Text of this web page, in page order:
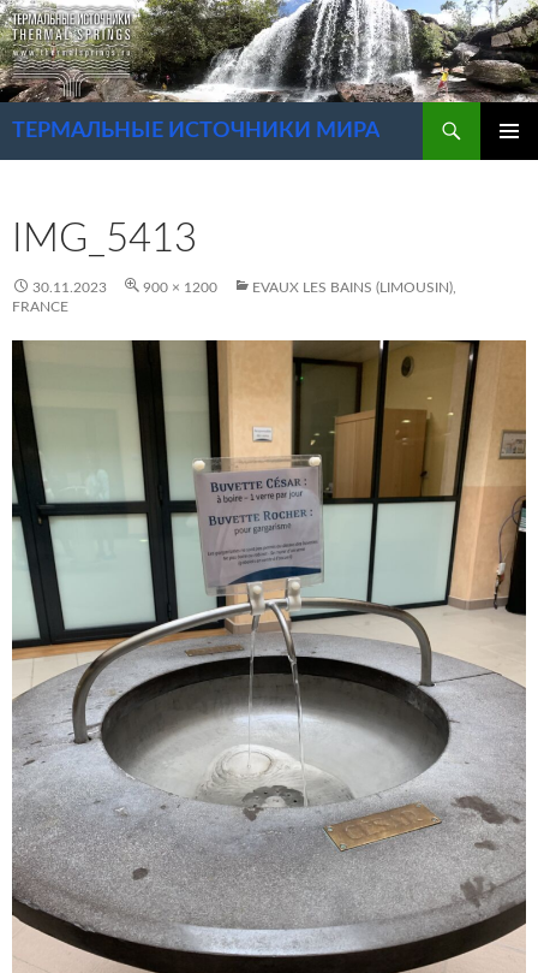
Перейти
к
содержимому
ТЕРМАЛЬНЫЕ ИСТОЧНИКИ МИРА
IMG_5413
30.11.2023 900 × 1200
EVAUX LES BAINS (LIMOUSIN),
FRANCE